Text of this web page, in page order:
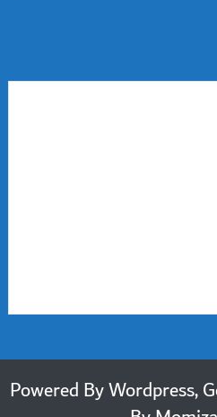
2014 Powered By